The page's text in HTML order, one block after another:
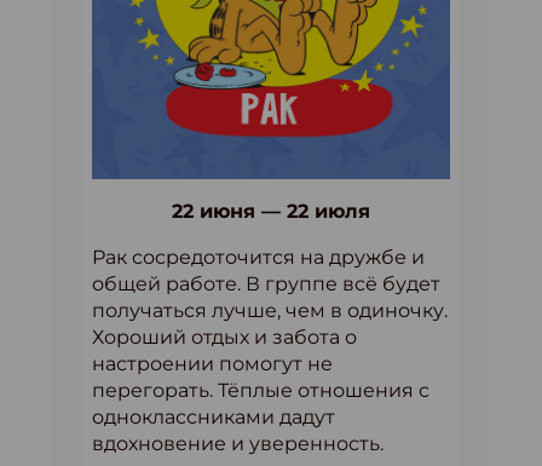
22 июня — 22 июля
Рак сосредоточится на дружбе и
общей работе. В группе всё будет
получаться лучше, чем в одиночку.
Хороший отдых и забота о
настроении помогут не
перегорать. Тёплые отношения с
одноклассниками дадут
вдохновение и уверенность.